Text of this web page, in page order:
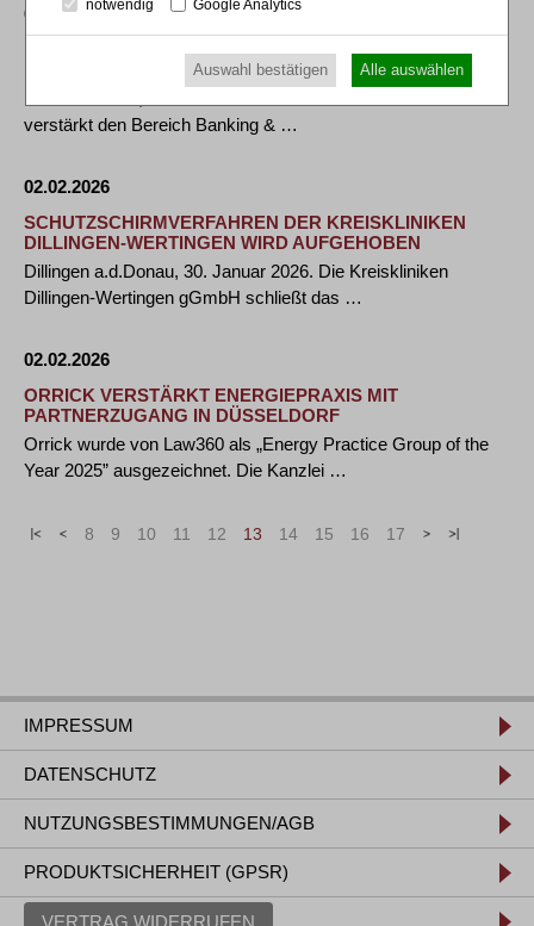
02.02.2026
MCDERMOTT VERSTÄRKT BANKING & FINANCE-
PRAXIS MIT OLIVER SUTTER IN FRANKFURT
verstärkt den Bereich Banking & …
02.02.2026
SCHUTZSCHIRMVERFAHREN DER KREISKLINIKEN
DILLINGEN-WERTINGEN WIRD AUFGEHOBEN
Dillingen a.d.Donau, 30. Januar 2026. Die Kreiskliniken
Dillingen-Wertingen gGmbH schließt das …
02.02.2026
ORRICK VERSTÄRKT ENERGIEPRAXIS MIT
PARTNERZUGANG IN DÜSSELDORF
Orrick wurde von Law360 als „Energy Practice Group of the
Year 2025” ausgezeichnet. Die Kanzlei …
« < 8 9 10 11 12 13 14 15 16 17 > »
IMPRESSUM
DATENSCHUTZ
NUTZUNGSBESTIMMUNGEN/AGB
PRODUKTSICHERHEIT (GPSR)
VERTRAG WIDERRUFEN
notwendig Google Analytics
Auswahl bestätigen Alle auswählen